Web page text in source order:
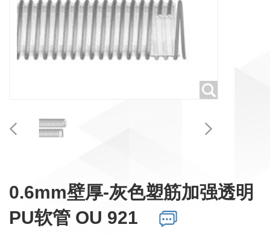
0.6mm壁厚-灰色塑筋加强透明
PU软管 OU 921